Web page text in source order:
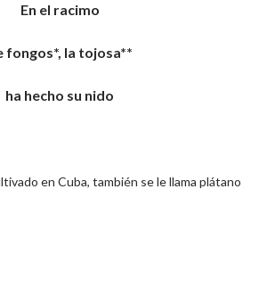
En el racimo
fongos*, la tojosa**
ha hecho su nido
en Cuba, también se le llama plátano